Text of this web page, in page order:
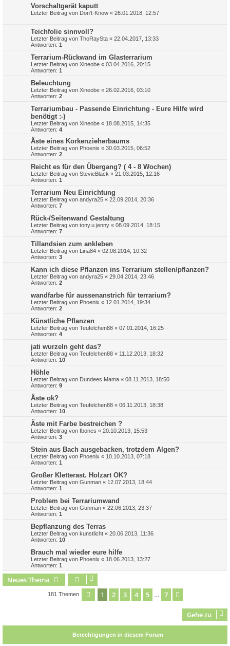
Vorschaltgerät kaputt
Letzter Beitrag von Don't-Know « 26.01.2018, 12:57
Teichfolie sinnvoll?
Letzter Beitrag von ThoRaySta « 22.04.2017, 13:33
Antworten: 1
Terrarium-Rückwand im Glasterrarium
Letzter Beitrag von Xineobe « 03.04.2016, 20:15
Antworten: 1
Beleuchtung
Letzter Beitrag von Xineobe « 26.02.2016, 03:10
Antworten: 2
Terrariumbau - Passende Einrichtung - Eure Hilfe wird
benötigt :-)
Letzter Beitrag von Xineobe « 18.08.2015, 14:35
Antworten: 4
Äste eines Korkenzieherbaums
Letzter Beitrag von Phoenix « 30.03.2015, 06:52
Antworten: 2
Reicht es für den Übergang? ( 4 - 8 Wochen)
Letzter Beitrag von StevieBlack « 21.03.2015, 12:16
Antworten: 1
Terrarium Neu Einrichtung
Letzter Beitrag von andyra25 « 22.09.2014, 20:36
Antworten: 7
Rück-/Seitenwand Gestaltung
Letzter Beitrag von tony.u.jenny « 08.09.2014, 18:15
Antworten: 7
Tillandsien zum ankleben
Letzter Beitrag von Lina84 « 02.08.2014, 10:32
Antworten: 3
Kann ich diese Pflanzen ins Terrarium stellen/pflanzen?
Letzter Beitrag von andyra25 « 29.04.2014, 23:46
Antworten: 2
wandfarbe für aussenanstrich für terrarium?
Letzter Beitrag von Phoenix « 12.01.2014, 19:34
Antworten: 2
Künstliche Pflanzen
Letzter Beitrag von Teufelchen88 « 07.01.2014, 16:25
Antworten: 4
jati wurzeln geht das?
Letzter Beitrag von Teufelchen88 « 11.12.2013, 18:32
Antworten: 10
Höhle
Letzter Beitrag von Dundees Mama « 08.11.2013, 18:50
Antworten: 9
Äste ok?
Letzter Beitrag von Teufelchen88 « 06.11.2013, 18:38
Antworten: 10
Äste mit Farbe bestreichen ?
Letzter Beitrag von Ibones « 20.10.2013, 15:53
Antworten: 3
Stein aus Bach ausgebacken, trotzdem Algen?
Letzter Beitrag von Phoenix « 10.10.2013, 07:18
Antworten: 1
Großer Kletterast. Holzart OK?
Letzter Beitrag von Gunman « 12.07.2013, 18:44
Antworten: 1
Problem bei Terrariumwand
Letzter Beitrag von Gunman « 22.06.2013, 23:37
Antworten: 1
Bepflanzung des Terras
Letzter Beitrag von kunstlicht « 20.06.2013, 11:36
Antworten: 10
Brauch mal wieder eure hilfe
Letzter Beitrag von Phoenix « 18.06.2013, 13:27
Antworten: 1
Neues Thema
181 Themen Seite 1von
1 2 3 4 5 7
Gehe zu
Berechtigungen in diesem Forum